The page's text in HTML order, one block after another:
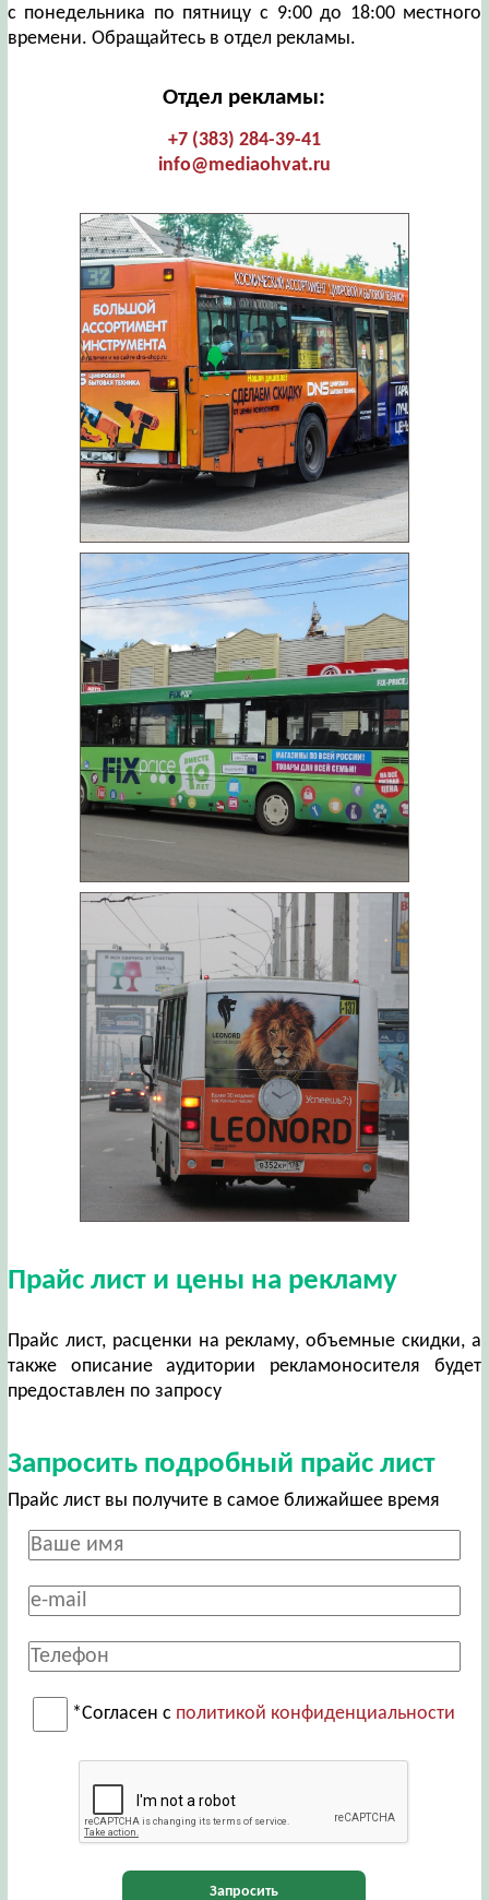
с понедельника по пятницу с 9:00 до 18:00 местного
времени. Обращайтесь в отдел рекламы.
Отдел рекламы:
+7 (383) 284-39-41
info@mediaohvat.ru
Прайс лист и цены на рекламу
Прайс лист, расценки на рекламу, объемные скидки, а
также описание аудитории рекламоносителя будет
предоставлен по запросу
Запросить подробный прайс лист
Прайс лист вы получите в самое ближайшее время
*Согласен с политикой конфиденциальности
Запросить